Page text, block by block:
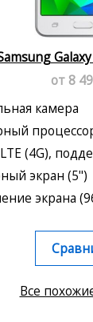
от 8
камера
(4G),
экран (5")
экрана
Все